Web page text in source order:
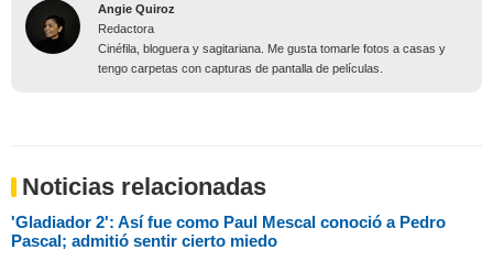
Angie Quiroz
Redactora
Cinéfila, bloguera y sagitariana. Me gusta tomarle fotos a casas y
tengo carpetas con capturas de pantalla de películas.
Noticias relacionadas
'Gladiador 2': Así fue como Paul Mescal conoció a Pedro
Pascal; admitió sentir cierto miedo